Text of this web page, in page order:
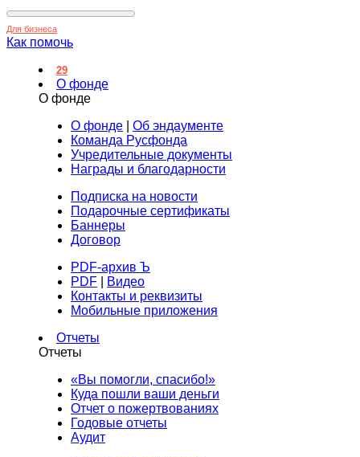
Для бизнеса
Как помочь
29
О фонде
О фонде
О фонде
Об эндаументе
Команда Русфонда
Учредительные документы
Награды и благодарности
Подписка на новости
Подарочные сертификаты
Баннеры
Договор
PDF-архив Ъ
PDF
Видео
Контакты и реквизиты
Мобильные приложения
Отчеты
Отчеты
«Вы помогли, спасибо!»
Куда пошли ваши деньги
Отчет о пожертвованиях
Годовые отчеты
Аудит